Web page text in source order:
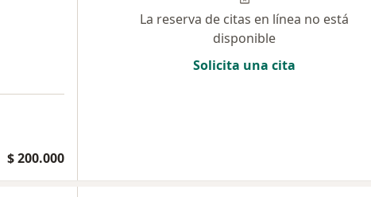
$ 200.000
La reserva de citas en línea no está
disponible
Solicita una cita